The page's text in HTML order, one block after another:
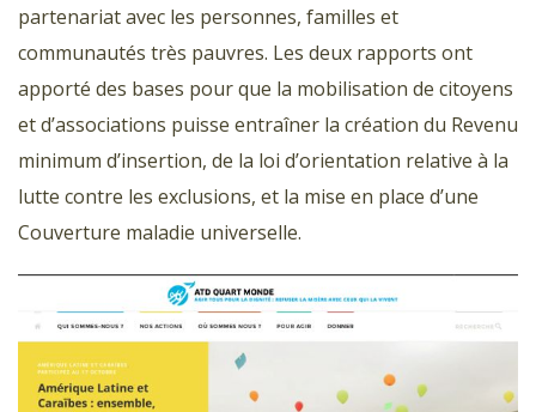
partenariat avec les personnes, familles et
communautés très pauvres. Les deux rapports ont
apporté des bases pour que la mobilisation de citoyens
et d’associations puisse entraîner la création du Revenu
minimum d’insertion, de la loi d’orientation relative à la
lutte contre les exclusions, et la mise en place d’une
Couverture maladie universelle.